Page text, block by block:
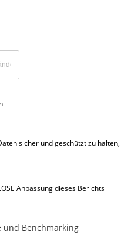
sicher und geschützt zu halten,
Anpassung dieses Berichts
und Benchmarking